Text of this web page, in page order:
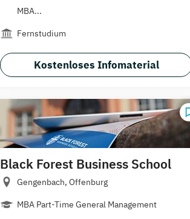
MBA...
Fernstudium
Kostenloses Infomaterial
Black Forest Business School
Gengenbach, Offenburg
MBA Part-Time General Management